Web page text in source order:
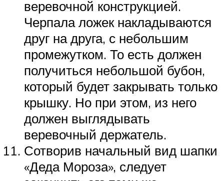
веревочной конструкцией.
Черпала ложек накладываются
друг на друга, с небольшим
промежутком. То есть должен
получиться небольшой бубон,
который будет закрывать только
крышку. Но при этом, из него
должен выглядывать
веревочный держатель.
Сотворив начальный вид шапки
«Деда Мороза», следует